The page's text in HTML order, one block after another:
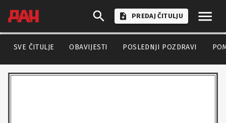
PREDAJ ČITULJU
SVE ČITULJE OBAVIJESTI POSLEDNJI POZDRAVI